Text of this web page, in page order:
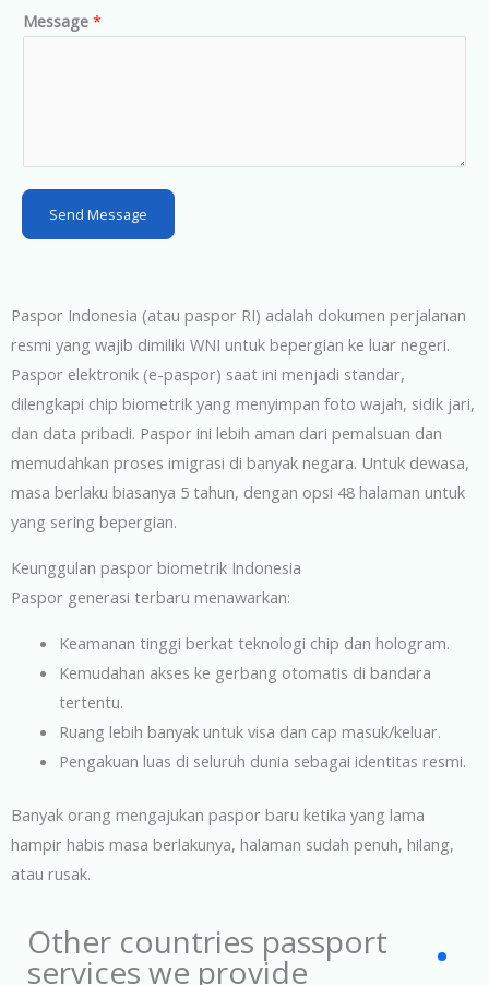
d
e
s
+
Message *
Send Message
Paspor Indonesia (atau paspor RI) adalah dokumen perjalanan
resmi yang wajib dimiliki WNI untuk bepergian ke luar negeri.
Paspor elektronik (e-paspor) saat ini menjadi standar,
dilengkapi chip biometrik yang menyimpan foto wajah, sidik jari,
dan data pribadi. Paspor ini lebih aman dari pemalsuan dan
memudahkan proses imigrasi di banyak negara. Untuk dewasa,
masa berlaku biasanya 5 tahun, dengan opsi 48 halaman untuk
yang sering bepergian.
Keunggulan paspor biometrik Indonesia
Paspor generasi terbaru menawarkan:
Keamanan tinggi berkat teknologi chip dan hologram.
Kemudahan akses ke gerbang otomatis di bandara
tertentu.
Ruang lebih banyak untuk visa dan cap masuk/keluar.
Pengakuan luas di seluruh dunia sebagai identitas resmi.
Banyak orang mengajukan paspor baru ketika yang lama
hampir habis masa berlakunya, halaman sudah penuh, hilang,
atau rusak.
Other countries passport
services we provide